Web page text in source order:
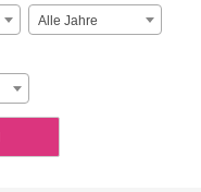
Alle Jahre